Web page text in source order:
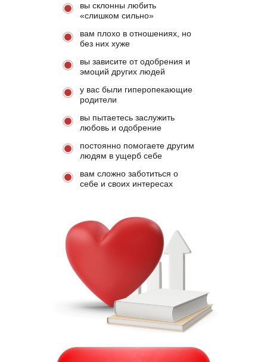
вы склонны любить
«слишком сильно»
вам плохо в отношениях, но
без них хуже
вы зависите от одобрения и
эмоций других людей
у вас были гиперопекающие
родители
вы пытаетесь заслужить
любовь и одобрение
постоянно помогаете другим
людям в ущерб себе
вам сложно заботиться о
себе и своих интересах